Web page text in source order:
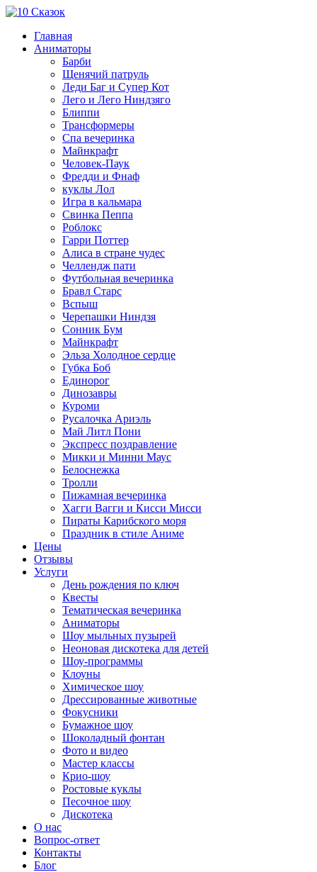
Главная
Аниматоры
Барби
Щенячий патруль
Леди Баг и Супер Кот
Лего и Лего Ниндзяго
Блиппи
Трансформеры
Спа вечеринка
Майнкрафт
Человек-Паук
Фредди и Фнаф
куклы Лол
Игра в кальмара
Свинка Пеппа
Роблокс
Гарри Поттер
Алиса в стране чудес
Челлендж пати
Футбольная вечеринка
Бравл Старс
Вспыш
Черепашки Ниндзя
Сонник Бум
Майнкрафт
Эльза Холодное сердце
Губка Боб
Единорог
Динозавры
Куроми
Русалочка Ариэль
Май Литл Пони
Экспресс поздравление
Микки и Минни Маус
Белоснежка
Тролли
Пижамная вечеринка
Хагги Вагги и Кисси Мисси
Пираты Карибского моря
Праздник в стиле Аниме
Цены
Отзывы
Услуги
День рождения по ключ
Квесты
Тематическая вечеринка
Аниматоры
Шоу мыльных пузырей
Неоновая дискотека для детей
Шоу-программы
Клоуны
Химическое шоу
Дрессированные животные
Фокусники
Бумажное шоу
Шоколадный фонтан
Фото и видео
Мастер классы
Крио-шоу
Ростовые куклы
Песочное шоу
Дискотека
О нас
Вопрос-ответ
Контакты
Блог